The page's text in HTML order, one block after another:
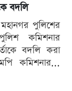
বদলি
মহানগর পুলিশের
কমিশনার
বদলি করা
কমিশনার...